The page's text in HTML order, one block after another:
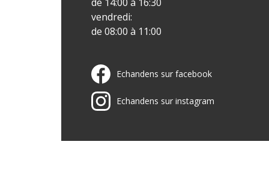
vendredi:
de 08:00 à 11:00
Echandens sur facebook
Echandens sur instagram